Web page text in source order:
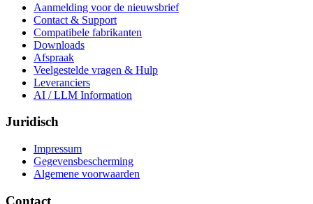
Aanmelding voor de nieuwsbrief
Contact & Support
Compatibele fabrikanten
Downloads
Afspraak
Veelgestelde vragen & Hulp
Leveranciers
AI / LLM Information
Juridisch
Impressum
Gegevensbescherming
Algemene voorwaarden
Contact